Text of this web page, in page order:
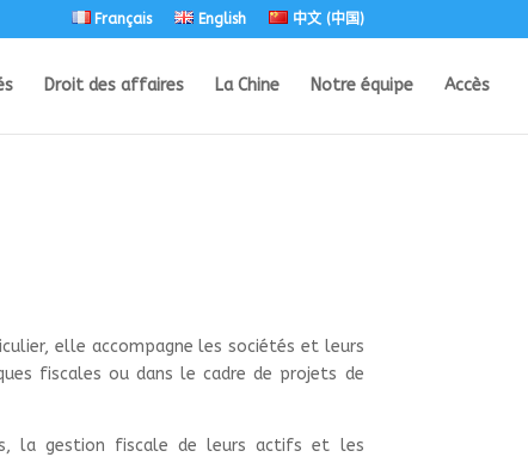
Français English 中文 (中国)
Droit des affaires La Chine Notre équipe Accès
elle accompagne les sociétés et leurs
fiscales ou dans le cadre de projets de
la gestion fiscale de leurs actifs et les